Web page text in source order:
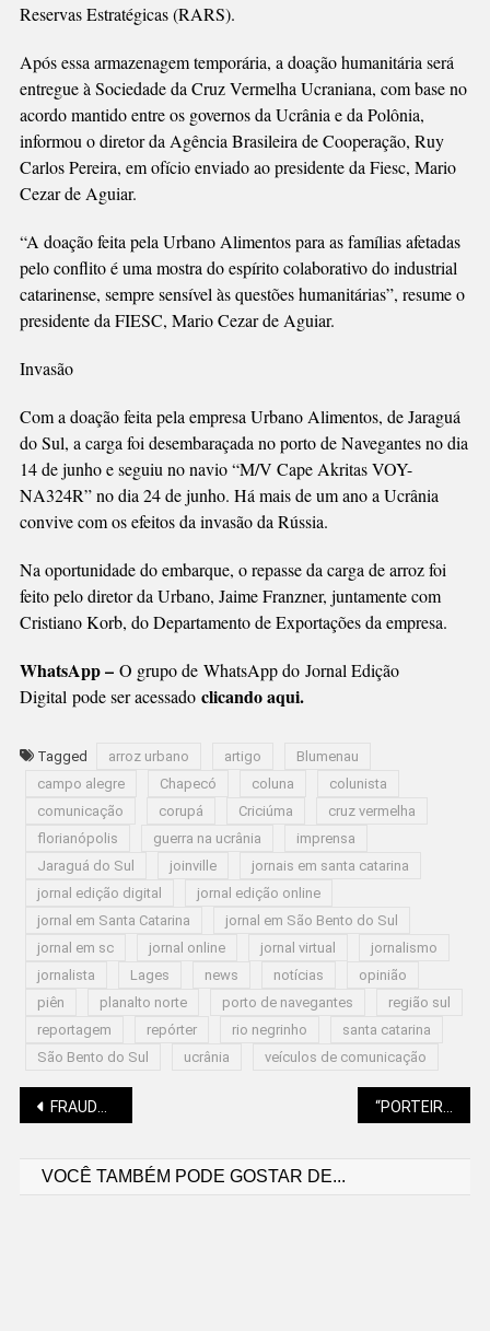
Reservas Estratégicas (RARS).
Após essa armazenagem temporária, a doação humanitária será
entregue à Sociedade da Cruz Vermelha Ucraniana, com base no
acordo mantido entre os governos da Ucrânia e da Polônia,
informou o diretor da Agência Brasileira de Cooperação, Ruy
Carlos Pereira, em ofício enviado ao presidente da Fiesc, Mario
Cezar de Aguiar.
“A doação feita pela Urbano Alimentos para as famílias afetadas
pelo conflito é uma mostra do espírito colaborativo do industrial
catarinense, sempre sensível às questões humanitárias”, resume o
presidente da FIESC, Mario Cezar de Aguiar.
Invasão
Com a doação feita pela empresa Urbano Alimentos, de Jaraguá
do Sul, a carga foi desembaraçada no porto de Navegantes no dia
14 de junho e seguiu no navio “M/V Cape Akritas VOY-
NA324R” no dia 24 de junho. Há mais de um ano a Ucrânia
convive com os efeitos da invasão da Rússia.
Na oportunidade do embarque, o repasse da carga de arroz foi
feito pelo diretor da Urbano, Jaime Franzner, juntamente com
Cristiano Korb, do Departamento de Exportações da empresa.
WhatsApp – O grupo de WhatsApp do Jornal Edição
Digital pode ser acessado clicando aqui.
Tagged arroz urbano artigo
Blumenau
campo alegre
Chapecó coluna
colunista
comunicação
corupá Criciúma
cruz vermelha
florianópolis
guerra na ucrânia
imprensa
Jaraguá do Sul
joinville
jornais em santa catarina
jornal edição digital
jornal edição online
jornal em Santa Catarina
jornal em São Bento do Sul
jornal em sc
jornal online jornal virtual
jornalismo
jornalista
Lages news notícias
opinião
piên
planalto norte porto de navegantes
região sul
reportagem
repórter rio negrinho
santa catarina
São Bento do Sul
ucrânia veículos de comunicação
Navegação
FRAUDE DOS RESPIRADORES: MPSC ENTRA COM AÇÃO CONTRA RESPONSÁVEIS PELAS COMPRAS
VOCÊ TAMBÉM PODE GOSTAR DE...